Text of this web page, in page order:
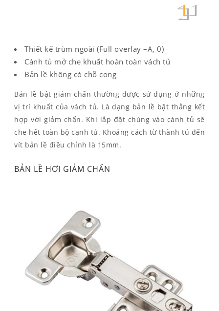
Thiết kế trùm ngoài (Full overlay –A, 0)
Cánh tủ mở che khuất hoàn toàn vách tủ
Bản lề không có chỗ cong
Bản lề bật giảm chấn thường được sử dụng ở những
vị trí khuất của vách tủ. Là dạng bản lề bật thẳng kết
hợp với giảm chấn. Khi lắp đặt chúng vào cánh tủ sẽ
che hết toàn bộ cạnh tủ. Khoảng cách từ thành tủ đến
vít bản lề điều chỉnh là 15mm.
BẢN LỀ HƠI GIẢM CHẤN